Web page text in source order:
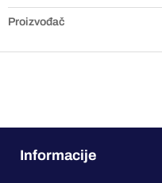
Proizvođač
Informacije